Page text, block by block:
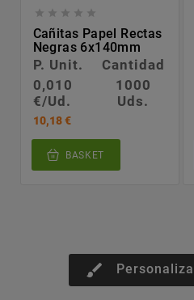
    
Cañitas Papel Rectas
Negras 6x140mm
P. Unit.
Cantidad
0,010
€/Ud.
1000
Uds.
10,18 €
BASKET
brush